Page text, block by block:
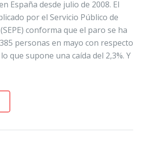
España desde julio de 2008. El
por el Servicio Público de
conforma que el paro se ha
personas en mayo con respecto
que supone una caída del 2,3%. Y